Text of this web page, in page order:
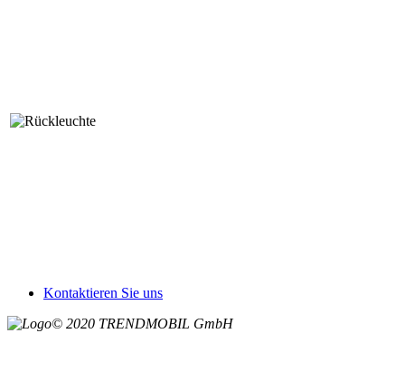
Kontaktieren Sie uns
© 2020 TRENDMOBIL GmbH